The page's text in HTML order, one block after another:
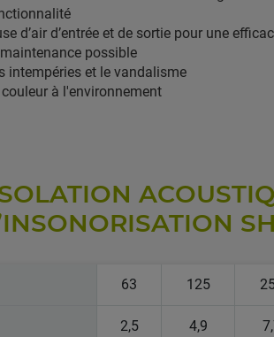
d’air d’entrée et de sortie pour une
possible
intempéries et le vandalisme
à l'environnement
63 125
2,5 4,9